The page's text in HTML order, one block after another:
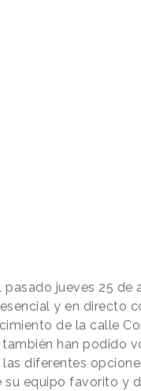
jueves 25 de
y en directo
de la calle
también han podido
diferentes
su equipo favorito y